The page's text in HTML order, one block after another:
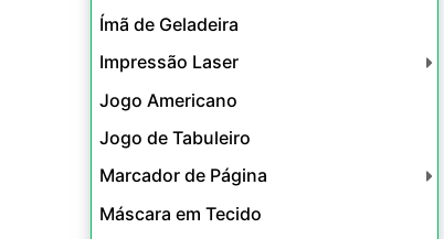
Ímã de Geladeira
Impressão Laser
Jogo Americano
Jogo de Tabuleiro
Marcador de Página
Máscara em Tecido